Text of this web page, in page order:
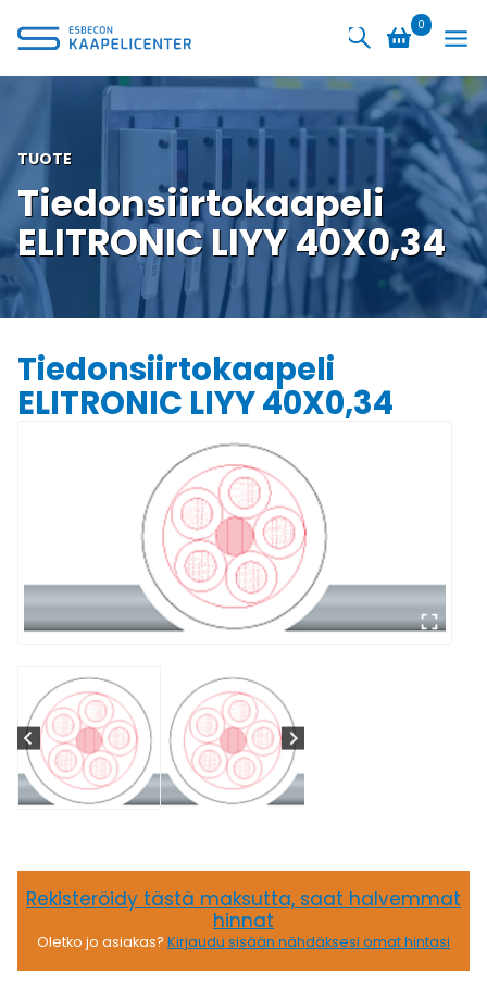
sisältöön
0
TUOTE
Tiedonsiirtokaapeli
ELITRONIC LIYY 40X0,34
Tiedonsiirtokaapeli
ELITRONIC LIYY 40X0,34
Rekisteröidy tästä maksutta, saat halvemmat
hinnat
Oletko jo asiakas? Kirjaudu sisään nähdäksesi omat hintasi